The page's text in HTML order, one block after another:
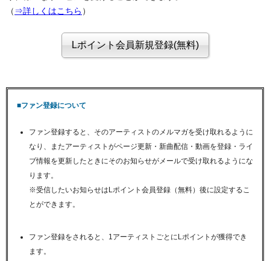
（ ⇒詳しくはこちら ）
■ファン登録について
ファン登録すると、そのアーティストのメルマガを受け取れるように
なり、またアーティストがページ更新・新曲配信・動画を登録・ライ
ブ情報を更新したときにそのお知らせがメールで受け取れるようにな
ります。
※受信したいお知らせはLポイント会員登録（無料）後に設定するこ
とができます。
ファン登録をされると、1アーティストごとにLポイントが獲得でき
ます。